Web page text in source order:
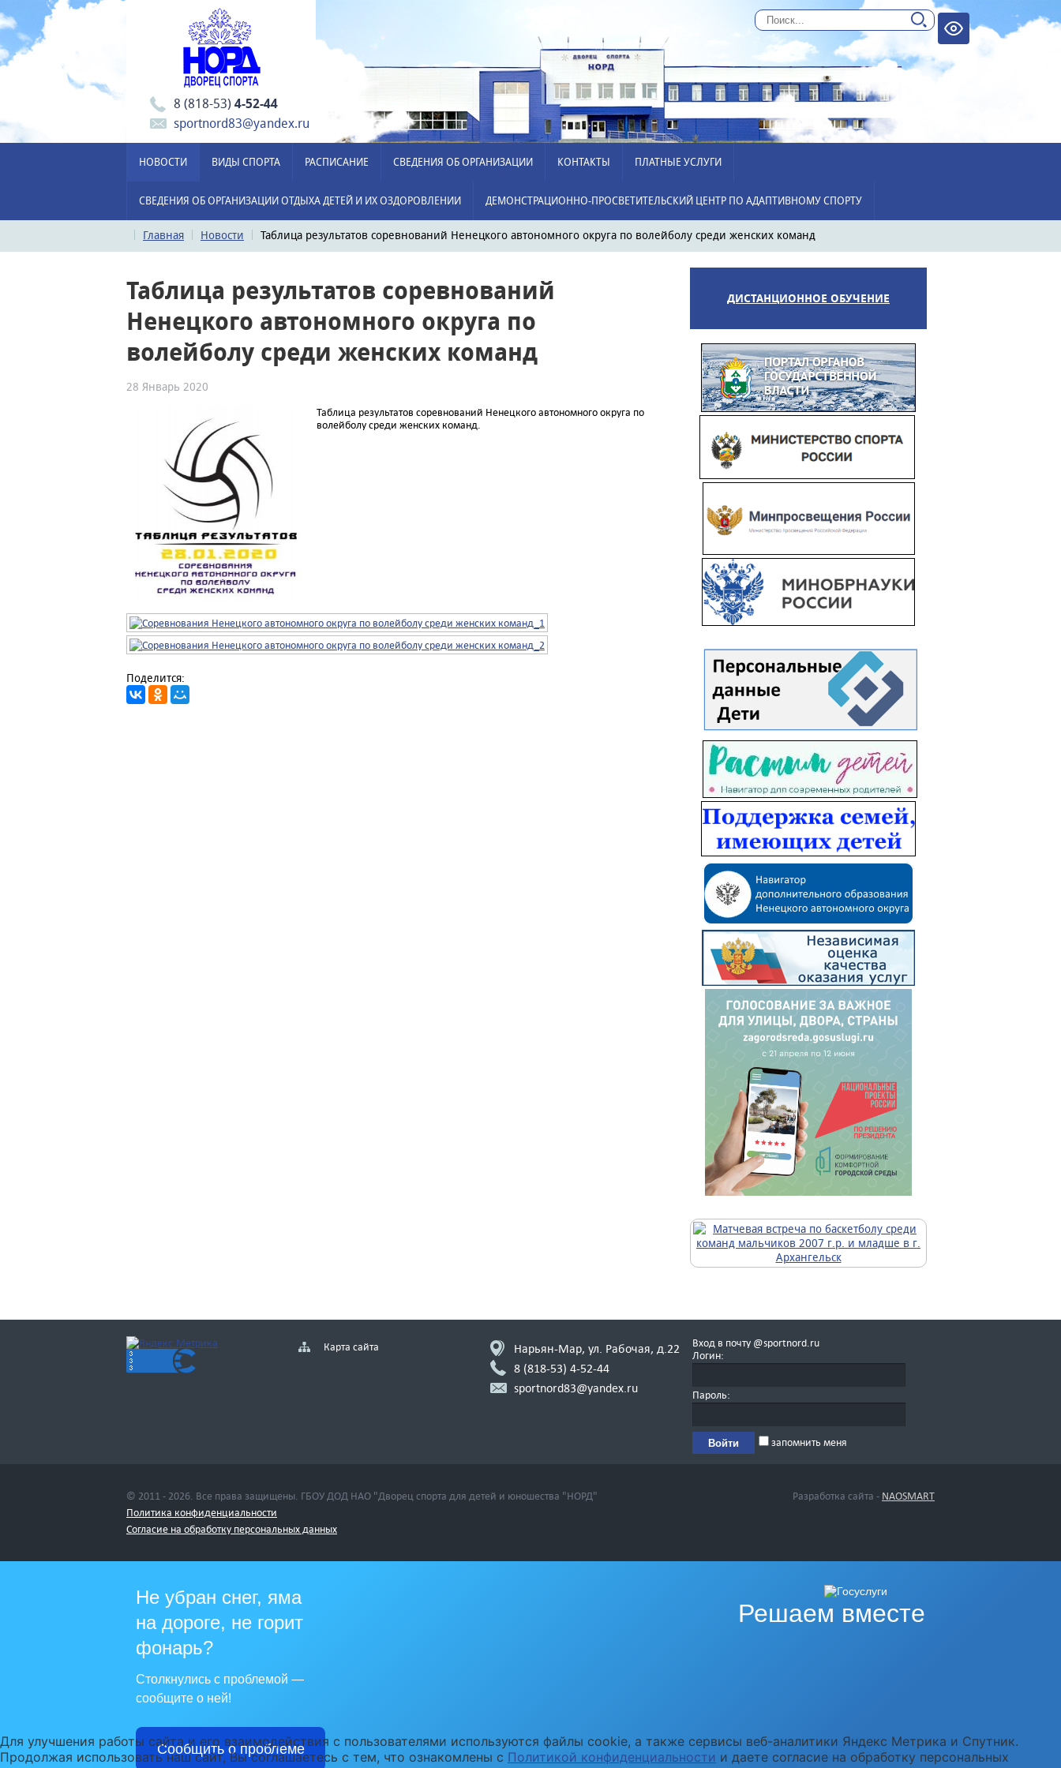
8 (818-53)4-52-44
sportnord83@yandex.ru
НОВОСТИ ВИДЫ СПОРТА РАСПИСАНИЕ СВЕДЕНИЯ ОБ ОРГАНИЗАЦИИ КОНТАКТЫ ПЛАТНЫЕ УСЛУГИ
СВЕДЕНИЯ ОБ ОРГАНИЗАЦИИ ОТДЫХА ДЕТЕЙ И ИХ ОЗДОРОВЛЕНИИ ДЕМОНСТРАЦИОННО-ПРОСВЕТИТЕЛЬСКИЙ ЦЕНТР ПО АДАПТИВНОМУ СПОРТУ
Главная Новости Таблица результатов соревнований Ненецкого автономного округа по волейболу среди женских команд
Таблица результатов соревнований
Ненецкого автономного округа по
волейболу среди женских команд
28 Январь 2020
Таблица результатов соревнований Ненецкого автономного округа по
волейболу среди женских команд.
Поделится:
ДИСТАНЦИОННОЕ ОБУЧЕНИЕ
Карта сайта
Нарьян-Мар, ул. Рабочая, д.22
8 (818-53) 4-52-44
sportnord83@yandex.ru
Вход в почту @sportnord.ru
Логин:
Пароль:
запомнить меня
© 2011 - 2026. Все права защищены. ГБОУ ДОД НАО "Дворец спорта для детей и юношества "НОРД"
Политика конфиденциальности
Cогласие на обработку персональных данных
Разработка сайта - NAOSMART
Решаем вместе
Не убран снег, яма
на дороге, не горит
фонарь?
Столкнулись с проблемой —
сообщите о ней!
Сообщить о проблеме
Для улучшения работы сайта и его взаимодействия с пользователями используются файлы cookie, а также сервисы веб-аналитики Яндекс Метрика и Спутник.
Продолжая использовать наш сайт, Вы соглашаетесь с тем, что ознакомлены с Политикой конфиденциальности и даете согласие на обработку персональных